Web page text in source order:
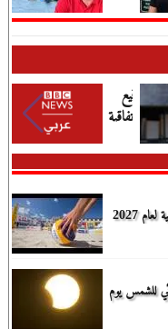
قليبية...
شعا...
توقيع
"اتفاقية
مكة
2027
للشمس يوم